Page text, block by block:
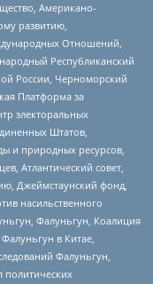
Американо-
развитию,
Отношений,
Республиканский
России, Черноморский
Платформа за
электоральных
Штатов,
и природных ресурсов,
Атлантический совет,
Джеймстаунский фонд,
насильственного
Фалуньгун, Коалиция
в Китае,
Фалуньгун,
политических